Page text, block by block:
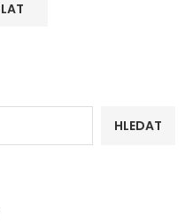
HLEDAT